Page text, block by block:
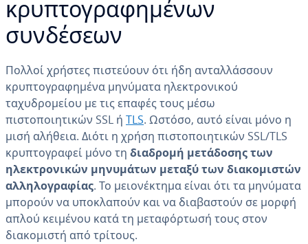
κρυπτογραφημένων
συνδέσεων
Πολλοί χρήστες πιστεύουν ότι ήδη ανταλλάσσουν
κρυπτογραφημένα μηνύματα ηλεκτρονικού
ταχυδρομείου με τις επαφές τους μέσω
πιστοποιητικών SSL ή TLS. Ωστόσο, αυτό είναι μόνο η
μισή αλήθεια. Διότι η χρήση πιστοποιητικών SSL/TLS
κρυπτογραφεί μόνο τη διαδρομή μετάδοσης των
ηλεκτρονικών μηνυμάτων μεταξύ των διακομιστών
αλληλογραφίας. Το μειονέκτημα είναι ότι τα μηνύματα
μπορούν να υποκλαπούν και να διαβαστούν σε μορφή
απλού κειμένου κατά τη μεταφόρτωσή τους στον
διακομιστή από τρίτους.